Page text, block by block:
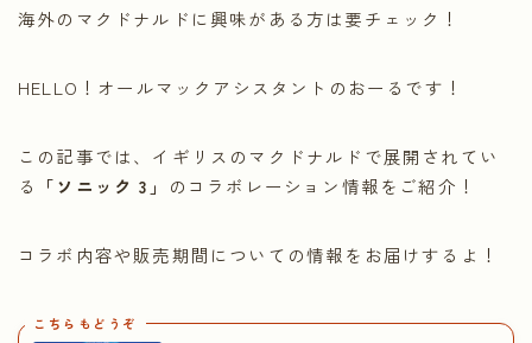
海外のマクドナルドに興味がある方は要チェック！
HELLO！オールマックアシスタントのおーるです！
この記事では、イギリスのマクドナルドで展開されてい
る
「ソニック 3」 のコラボレーション情報をご紹介！
コラボ内容や販売期間についての情報をお届けするよ！
こちらもどうぞ